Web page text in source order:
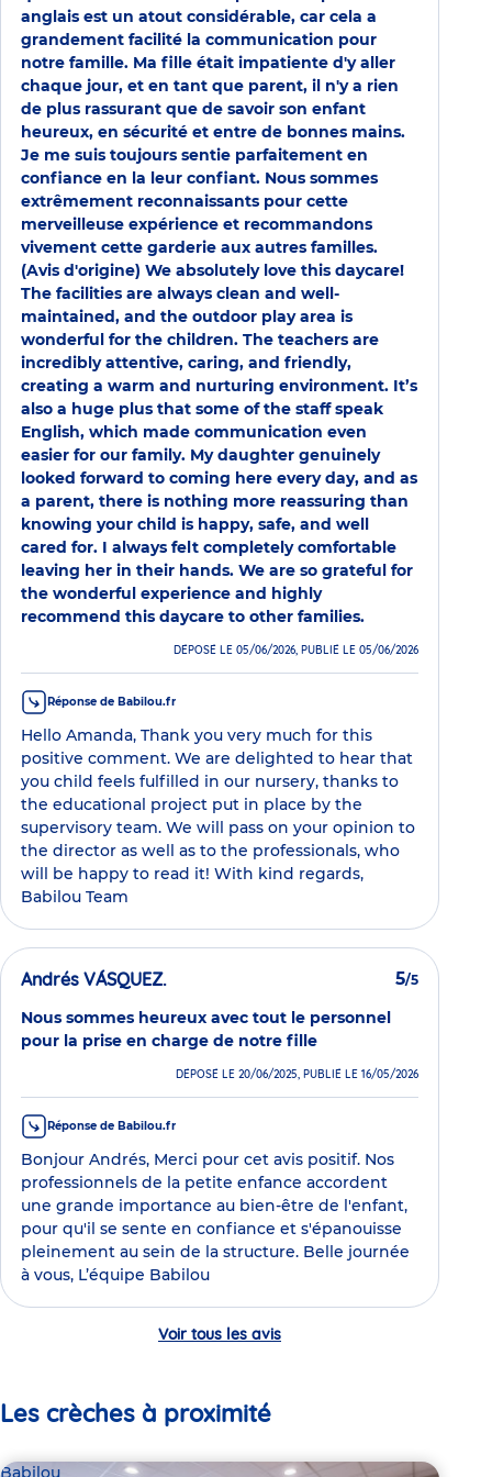
anglais est un atout considérable, car cela a
grandement facilité la communication pour
notre famille. Ma fille était impatiente d'y aller
chaque jour, et en tant que parent, il n'y a rien
de plus rassurant que de savoir son enfant
heureux, en sécurité et entre de bonnes mains.
Je me suis toujours sentie parfaitement en
confiance en la leur confiant. Nous sommes
extrêmement reconnaissants pour cette
merveilleuse expérience et recommandons
vivement cette garderie aux autres familles.
(Avis d'origine) We absolutely love this daycare!
The facilities are always clean and well-
maintained, and the outdoor play area is
wonderful for the children. The teachers are
incredibly attentive, caring, and friendly,
creating a warm and nurturing environment. It’s
also a huge plus that some of the staff speak
English, which made communication even
easier for our family. My daughter genuinely
looked forward to coming here every day, and as
a parent, there is nothing more reassuring than
knowing your child is happy, safe, and well
cared for. I always felt completely comfortable
leaving her in their hands. We are so grateful for
the wonderful experience and highly
recommend this daycare to other families.
DÉPOSÉ LE 05/06/2026, PUBLIÉ LE 05/06/2026
Réponse de Babilou.fr
Hello Amanda, Thank you very much for this
positive comment. We are delighted to hear that
you child feels fulfilled in our nursery, thanks to
the educational project put in place by the
supervisory team. We will pass on your opinion to
the director as well as to the professionals, who
will be happy to read it! With kind regards,
Babilou Team
Andrés VÁSQUEZ. 5/5
Nous sommes heureux avec tout le personnel
pour la prise en charge de notre fille
DÉPOSÉ LE 20/06/2025, PUBLIÉ LE 16/05/2026
Réponse de Babilou.fr
Bonjour Andrés, Merci pour cet avis positif. Nos
professionnels de la petite enfance accordent
une grande importance au bien-être de l'enfant,
pour qu'il se sente en confiance et s'épanouisse
pleinement au sein de la structure. Belle journée
à vous, L’équipe Babilou
Voir tous les avis
Les crèches à proximité
Babilou